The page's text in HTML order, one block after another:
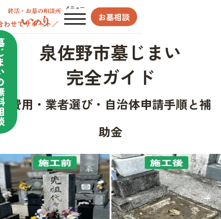
メニュー
お墓相談
わせてサポート／
泉佐野市墓じまい
完全ガイド
費用・業者選び・自治体申請手順と補
助金